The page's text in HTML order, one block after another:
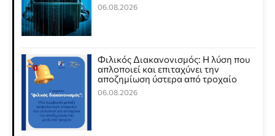
06.08.2026
Φιλικός Διακανονισμός: Η λύση που
απλοποιεί και επιταχύνει την
αποζημίωση ύστερα από τροχαίο
06.08.2026